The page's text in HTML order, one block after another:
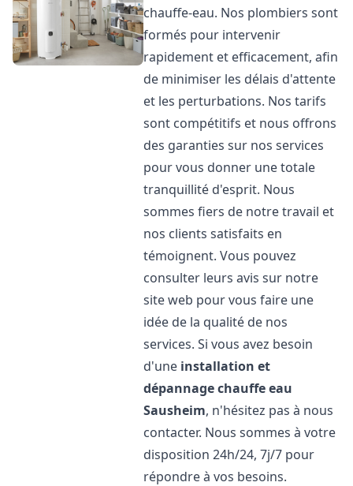
chauffe-eau. Nos plombiers sont
formés pour intervenir
rapidement et efficacement, afin
de minimiser les délais d'attente
et les perturbations. Nos tarifs
sont compétitifs et nous offrons
des garanties sur nos services
pour vous donner une totale
tranquillité d'esprit. Nous
sommes fiers de notre travail et
nos clients satisfaits en
témoignent. Vous pouvez
consulter leurs avis sur notre
site web pour vous faire une
idée de la qualité de nos
services. Si vous avez besoin
d'une installation et
dépannage chauffe eau
Sausheim, n'hésitez pas à nous
contacter. Nous sommes à votre
disposition 24h/24, 7j/7 pour
répondre à vos besoins.